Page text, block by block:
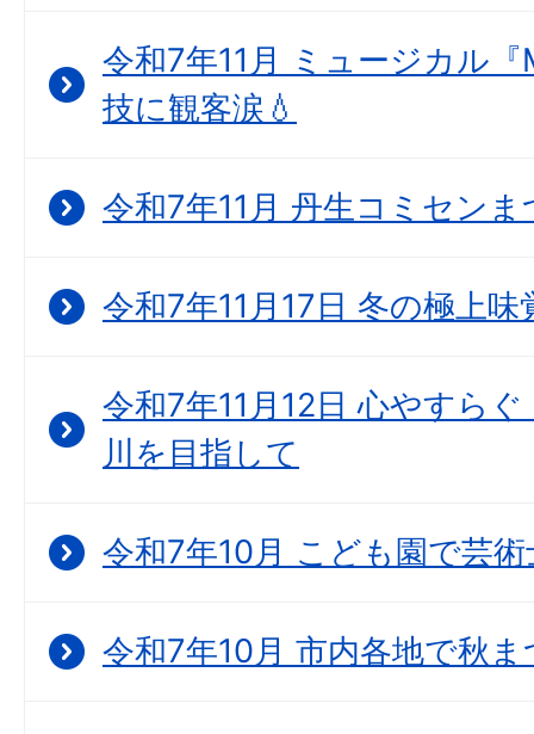
令和7年11月 ミュージカル
技に観客涙💧
令和7年11月 丹生コミセン
令和7年11月17日 冬の極上
令和7年11月12日 心やすら
川を目指して
令和7年10月 こども園で芸
令和7年10月 市内各地で秋